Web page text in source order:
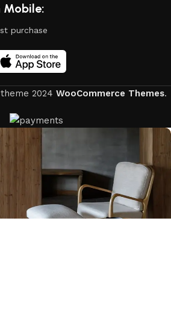
Mobile:
purchase
2024 WooCommerce Themes.